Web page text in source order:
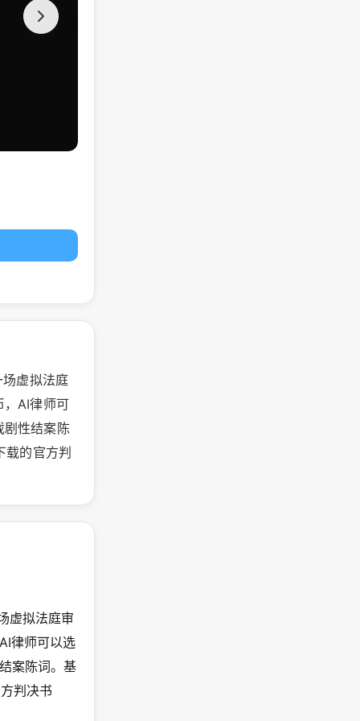
虚拟法庭
，AI律师可
剧性结案陈
的官方判
虚拟法庭审
律师可以选
案陈词。基
判决书